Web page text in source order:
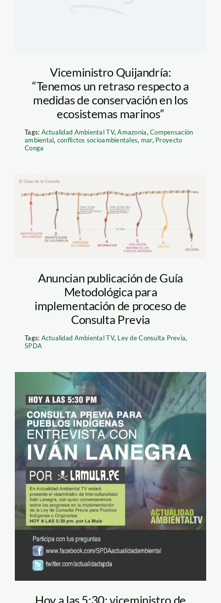
Viceministro Quijandría:
“Tenemos un retraso respecto a
medidas de conservación en los
ecosistemas marinos”
Tags: Actualidad Ambiental TV,Amazonía,Compensación
ambiental, conflictos socioambientales, mar, Proyecto
Conga
quipu
Anuncian publicación de Guía
Metodológica para
implementación de proceso de
Consulta Previa
Tags: Actualidad Ambiental TV, Ley de Consulta Previa,
SPDA
Lanegra-AATV
Hoy a las 5:30: viceministro de